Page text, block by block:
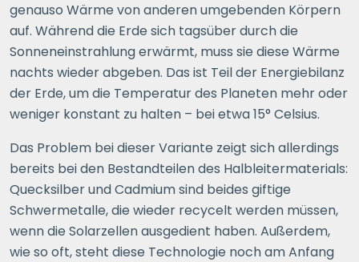
genauso Wärme von anderen umgebenden Körpern
auf. Während die Erde sich tagsüber durch die
Sonneneinstrahlung erwärmt, muss sie diese Wärme
nachts wieder abgeben. Das ist Teil der Energiebilanz
der Erde, um die Temperatur des Planeten mehr oder
weniger konstant zu halten – bei etwa 15° Celsius.
Das Problem bei dieser Variante zeigt sich allerdings
bereits bei den Bestandteilen des Halbleitermaterials:
Quecksilber und Cadmium sind beides giftige
Schwermetalle, die wieder recycelt werden müssen,
wenn die Solarzellen ausgedient haben. Außerdem,
wie so oft, steht diese Technologie noch am Anfang